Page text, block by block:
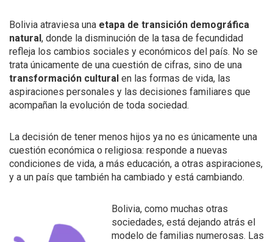
Bolivia atraviesa una etapa de transición demográfica
natural, donde la disminución de la tasa de fecundidad
refleja los cambios sociales y económicos del país. No se
trata únicamente de una cuestión de cifras, sino de una
transformación cultural en las formas de vida, las
aspiraciones personales y las decisiones familiares que
acompañan la evolución de toda sociedad.
La decisión de tener menos hijos ya no es únicamente una
cuestión económica o religiosa: responde a nuevas
condiciones de vida, a más educación, a otras aspiraciones,
y a un país que también ha cambiado y está cambiando.
Bolivia, como muchas otras
sociedades, está dejando atrás el
modelo de familias numerosas. Las